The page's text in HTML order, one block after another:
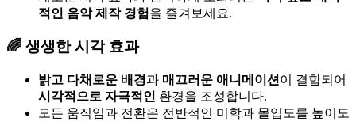
적인 음악 제작 경험 을 즐겨보세요.
🌈 생생한 시각 효과
밝고 다채로운 배경과 매끄러운 애니메이션 이 결합되어
시각적으로 자극적인 환경을 조성합니다.
모든 움직임과 전환은 전반적인 미학과 몰입도를 높이도